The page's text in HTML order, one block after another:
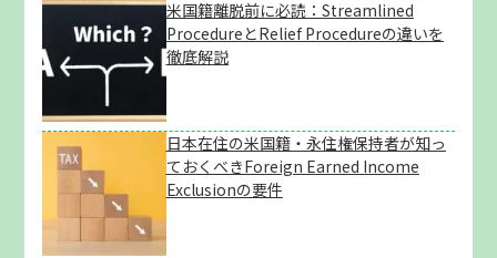
米国籍離脱前に必読：Streamlined
ProcedureとRelief Procedureの違いを
徹底解説
日本在住の米国籍・永住権保持者が知っ
ておくべきForeign Earned Income
Exclusionの要件